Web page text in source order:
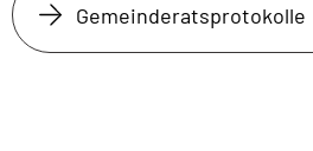
Gemeinderatsprotokolle